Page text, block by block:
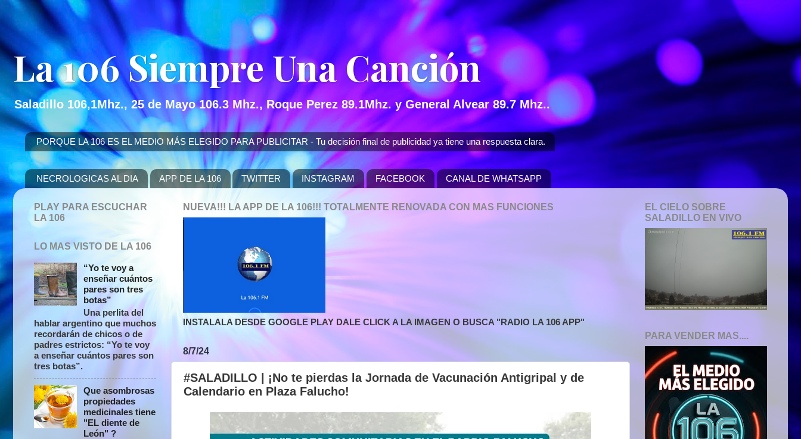
La 106 Siempre Una Canción
Saladillo 106,1Mhz., 25 de Mayo 106.3 Mhz., Roque Perez 89.1Mhz. y General Alvear 89.7 Mhz..
PORQUE LA 106 ES EL MEDIO MÁS ELEGIDO PARA PUBLICITAR - Tu decisión final de publicidad ya tiene una respuesta clara.
NECROLOGICAS AL DIA APP DE LA 106 TWITTER INSTAGRAM FACEBOOK CANAL DE WHATSAPP
NUEVA!!! LA APP DE LA 106!!! TOTALMENTE RENOVADA CON MAS FUNCIONES
INSTALALA DESDE GOOGLE PLAY DALE CLICK A LA IMAGEN O BUSCA "RADIO LA 106 APP"
8/7/24
#SALADILLO | ¡No te pierdas la Jornada de Vacunación Antigripal y de
Calendario en Plaza Falucho!
PLAY PARA ESCUCHAR
LA 106
LO MAS VISTO DE LA 106
“Yo te voy a
enseñar cuántos
pares son tres
botas”
Una perlita del
hablar argentino que muchos
recordarán de chicos o de
padres estrictos: “Yo te voy
a enseñar cuántos pares son
tres botas”.
Que asombrosas
propiedades
medicinales tiene
"EL diente de
León" ?
EL CIELO SOBRE
SALADILLO EN VIVO
PARA VENDER MAS....